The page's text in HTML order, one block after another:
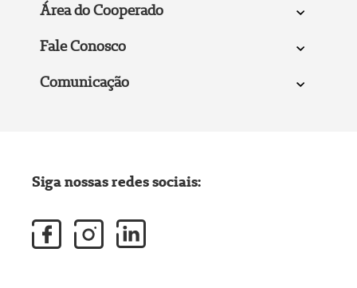
Área do Cooperado
Fale Conosco
Comunicação
Siga nossas redes sociais: